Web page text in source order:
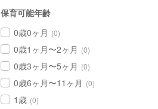
保育可能年齢
0歳0ヶ月 (0)
0歳1ヶ月〜2ヶ月 (0)
0歳3ヶ月〜5ヶ月 (0)
0歳6ヶ月〜11ヶ月 (0)
1歳 (0)